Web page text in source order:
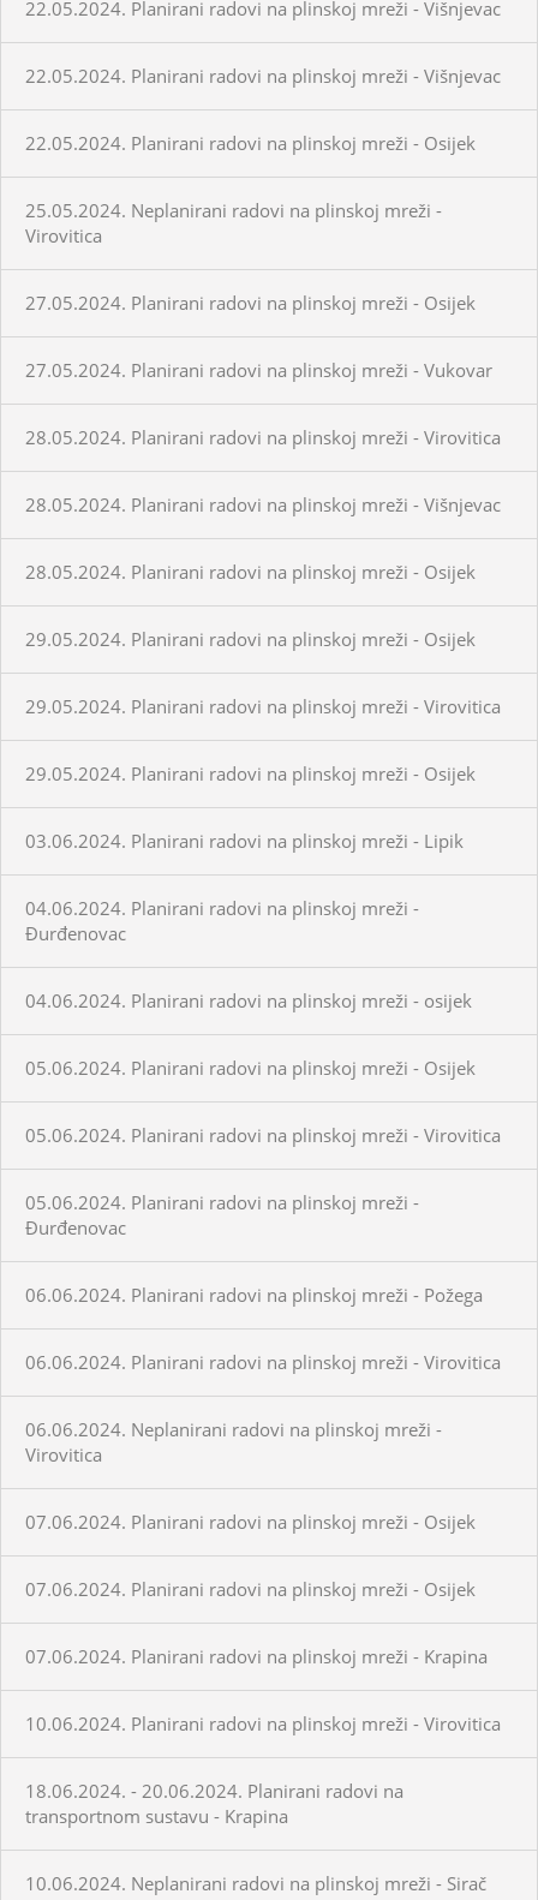
22.05.2024. Planirani radovi na plinskoj mreži - Višnjevac
22.05.2024. Planirani radovi na plinskoj mreži - Višnjevac
22.05.2024. Planirani radovi na plinskoj mreži - Osijek
25.05.2024. Neplanirani radovi na plinskoj mreži -
Virovitica
27.05.2024. Planirani radovi na plinskoj mreži - Osijek
27.05.2024. Planirani radovi na plinskoj mreži - Vukovar
28.05.2024. Planirani radovi na plinskoj mreži - Virovitica
28.05.2024. Planirani radovi na plinskoj mreži - Višnjevac
28.05.2024. Planirani radovi na plinskoj mreži - Osijek
29.05.2024. Planirani radovi na plinskoj mreži - Osijek
29.05.2024. Planirani radovi na plinskoj mreži - Virovitica
29.05.2024. Planirani radovi na plinskoj mreži - Osijek
03.06.2024. Planirani radovi na plinskoj mreži - Lipik
04.06.2024. Planirani radovi na plinskoj mreži -
Đurđenovac
04.06.2024. Planirani radovi na plinskoj mreži - osijek
05.06.2024. Planirani radovi na plinskoj mreži - Osijek
05.06.2024. Planirani radovi na plinskoj mreži - Virovitica
05.06.2024. Planirani radovi na plinskoj mreži -
Đurđenovac
06.06.2024. Planirani radovi na plinskoj mreži - Požega
06.06.2024. Planirani radovi na plinskoj mreži - Virovitica
06.06.2024. Neplanirani radovi na plinskoj mreži -
Virovitica
07.06.2024. Planirani radovi na plinskoj mreži - Osijek
07.06.2024. Planirani radovi na plinskoj mreži - Osijek
07.06.2024. Planirani radovi na plinskoj mreži - Krapina
10.06.2024. Planirani radovi na plinskoj mreži - Virovitica
18.06.2024. - 20.06.2024. Planirani radovi na
transportnom sustavu - Krapina
10.06.2024. Neplanirani radovi na plinskoj mreži - Sirač